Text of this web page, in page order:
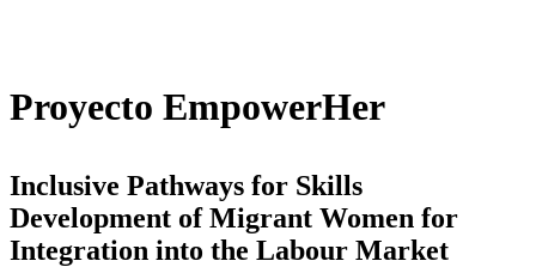
Proyecto EmpowerHer
Inclusive Pathways for Skills
Development of Migrant Women for
Integration into the Labour Market